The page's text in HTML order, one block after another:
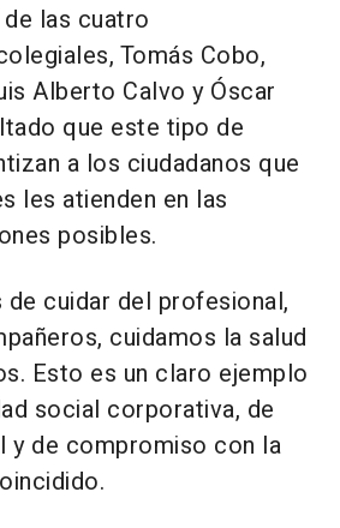
las cuatro
Tomás Cobo,
Alberto Calvo y Óscar
que este tipo de
a los ciudadanos que
les atienden en las
posibles.
de cuidar del profesional,
cuidamos la salud
Esto es un claro ejemplo
social corporativa, de
y de compromiso con la